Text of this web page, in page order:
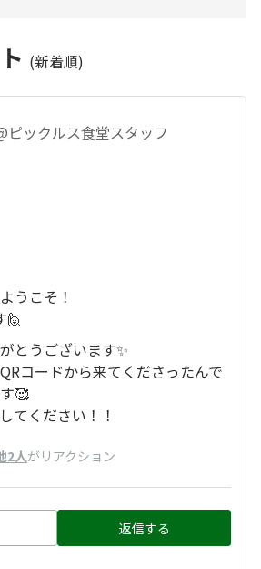
(新着順)
ピックルス食堂スタッフ
うこそ！
🙋
とうございます✨
コードから来てくださったんで
🥰
てください！！
2人がリアクション
返信する